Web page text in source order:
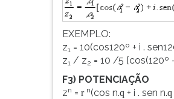
EXEMPLO:
z1 = 10(cos120º + i .
z1 / z2 = 10 /5 [cos(120º
F3) POTENCIAÇÃO
zn = r n(cos n.q + i . sen n.q